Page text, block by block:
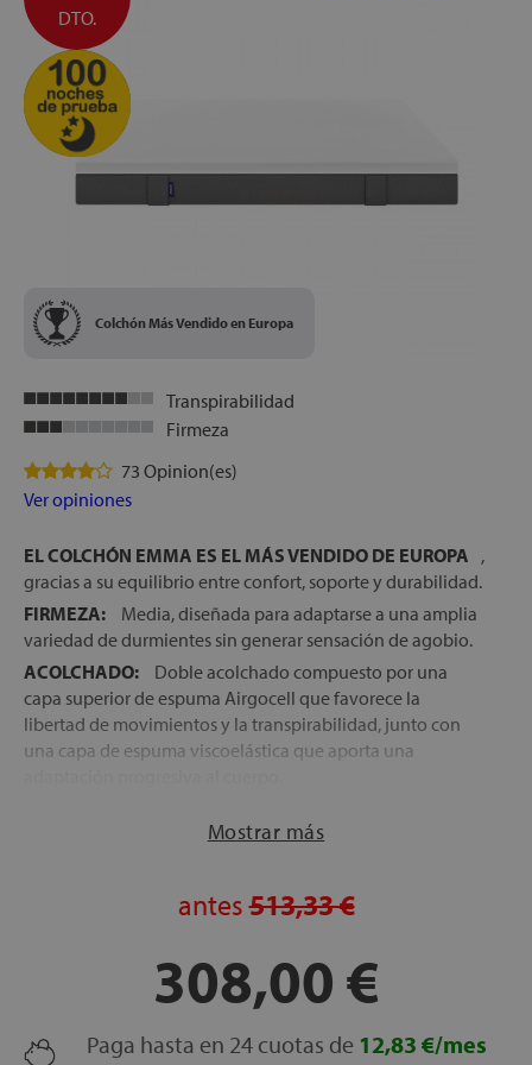
DTO.
Colchón Más Vendido en Europa
Transpirabilidad
Firmeza
73 Opinion(es)
Ver opiniones
EL COLCHÓN EMMA ES EL MÁS VENDIDO DE EUROPA ,
gracias a su equilibrio entre confort, soporte y durabilidad.
FIRMEZA:
Media, diseñada para adaptarse a una amplia
variedad de durmientes sin generar sensación de agobio.
ACOLCHADO:
Doble acolchado compuesto por una
capa superior de espuma Airgocell que favorece la
libertad de movimientos y la transpirabilidad, junto con
una capa de espuma viscoelástica que aporta una
que proporciona estabilidad, soporte duradero y favorece
La estructura de poro abierto de
sus espumas favorece la circulación del aire y ayuda a
DESENFUNDABLE:
Funda con cremallera perimetral
completamente desenfundable y lavable, que facilita el
Mostrar más
antes513,33 €
308,00 €
Paga hasta en 24 cuotas de 12,83 €/mes